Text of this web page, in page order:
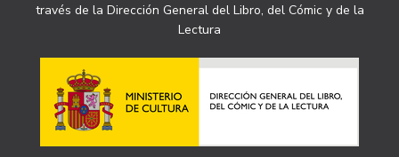
través de la Dirección General del Libro, del Cómic y de la
Lectura